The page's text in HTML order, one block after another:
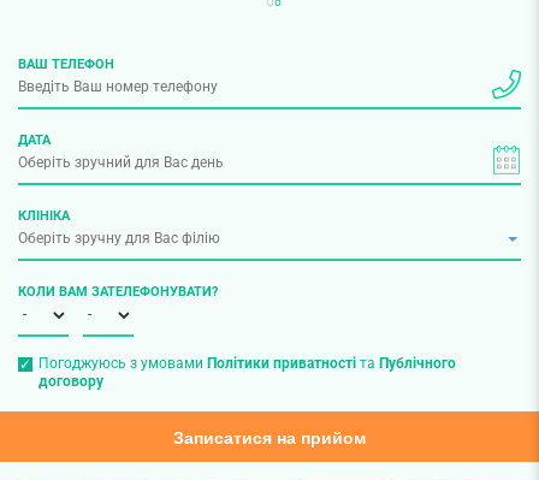
ВАШ ТЕЛЕФОН
ДАТА
КЛІНІКА
КОЛИ ВАМ ЗАТЕЛЕФОНУВАТИ?
Погоджуюсь з умовами Політики приватностіта Публічного
договору
Записатися на прийом